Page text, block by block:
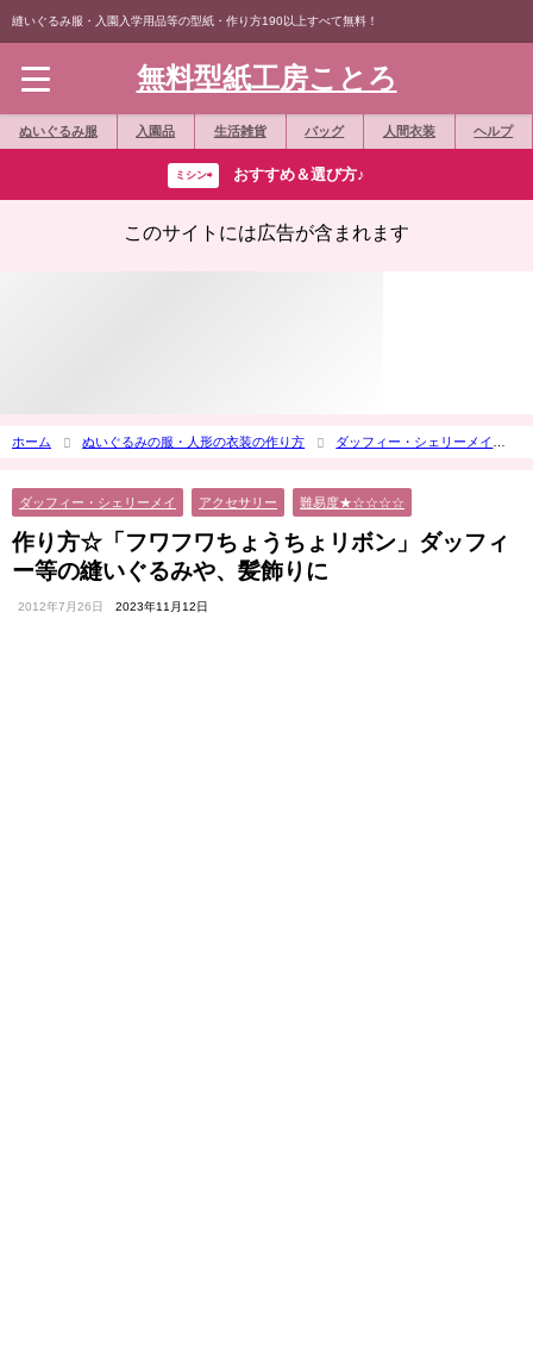
縫いぐるみ服・入園入学用品等の型紙・作り方190以上すべて無料！
無料型紙工房ことろ
ぬいぐるみ服 入園品 生活雑貨 バッグ 人間衣装 ヘルプ
ミシン⇨ おすすめ＆選び方♪
このサイトには広告が含まれます
ホーム ぬいぐるみの服・人形の衣装の作り方
ダッフィー・シェリーメイ
ダッフィー・シェリーメイ アクセサリー 難易度★☆☆☆☆
作り方☆「フワフワちょうちょリボン」ダッフィ
ー等の縫いぐるみや、髪飾りに
2012年7月26日 2023年11月12日